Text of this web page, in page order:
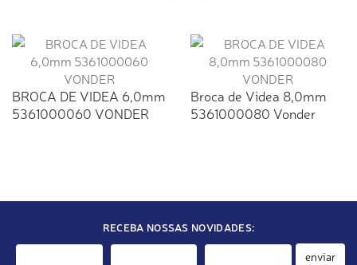
BROCA DE VIDEA 6,0mm
5361000060 VONDER
Broca de Videa 8,0mm
5361000080 Vonder
RECEBA NOSSAS NOVIDADES:
enviar